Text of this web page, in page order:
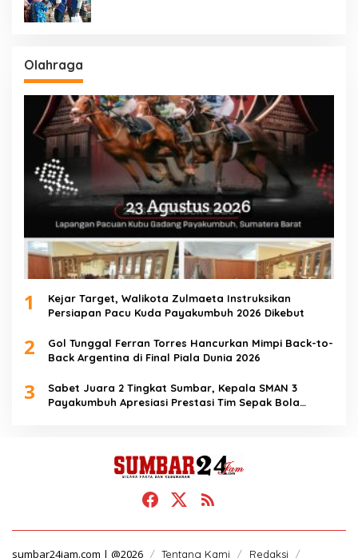
Olahraga
1
Kejar Target, Walikota Zulmaeta Instruksikan
Persiapan Pacu Kuda Payakumbuh 2026 Dikebut
2
Gol Tunggal Ferran Torres Hancurkan Mimpi Back-to-
Back Argentina di Final Piala Dunia 2026
3
Sabet Juara 2 Tingkat Sumbar, Kepala SMAN 3
Payakumbuh Apresiasi Prestasi Tim Sepak Bola
sumbar24jam.com | @2026 Tentang Kami Redaksi